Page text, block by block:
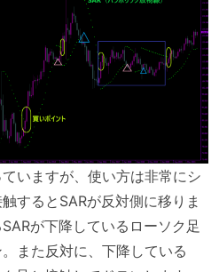
いますが、使い方は非常にシ
するとSARが反対側に移りま
が下降しているローソク足
また反対に、下降している